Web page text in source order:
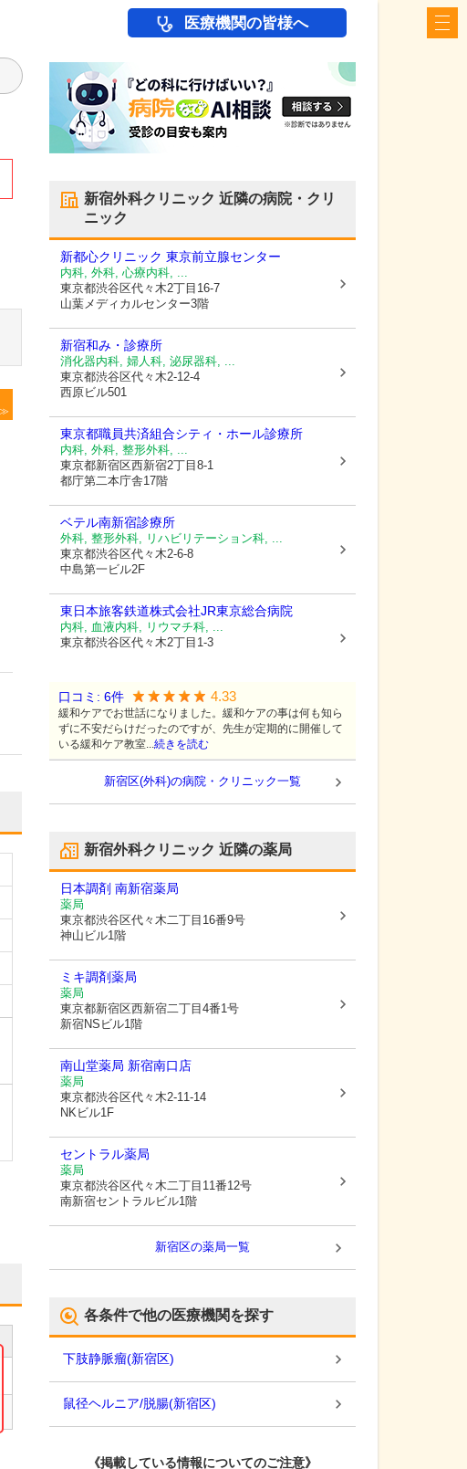
医療機関の皆様へ
新宿外科クリニック 近隣の病院・クリ
ニック
新都心クリニック 東京前立腺センター
内科, 外科, 心療内科, ...
東京都渋谷区代々木2丁目16-7
山葉メディカルセンター3階
新宿和み・診療所
消化器内科, 婦人科, 泌尿器科, ...
東京都渋谷区代々木2-12-4
西原ビル501
東京都職員共済組合シティ・ホール診療所
内科, 外科, 整形外科, ...
東京都新宿区西新宿2丁目8-1
都庁第二本庁舎17階
ベテル南新宿診療所
外科, 整形外科, リハビリテーション科, ...
東京都渋谷区代々木2-6-8
中島第一ビル2F
東日本旅客鉄道株式会社JR東京総合病院
内科, 血液内科, リウマチ科, ...
東京都渋谷区代々木2丁目1-3
口コミ: 6件 4.33
緩和ケアでお世話になりました。緩和ケアの事は何も知ら
ずに不安だらけだったのですが、先生が定期的に開催して
いる緩和ケア教室...続きを読む
新宿区(外科)の病院・クリニック一覧
新宿外科クリニック 近隣の薬局
日本調剤 南新宿薬局
薬局
東京都渋谷区代々木二丁目16番9号
神山ビル1階
ミキ調剤薬局
薬局
東京都新宿区西新宿二丁目4番1号
新宿NSビル1階
南山堂薬局 新宿南口店
薬局
東京都渋谷区代々木2-11-14
NKビル1F
セントラル薬局
薬局
東京都渋谷区代々木二丁目11番12号
南新宿セントラルビル1階
新宿区の薬局一覧
各条件で他の医療機関を探す
下肢静脈瘤(新宿区)
鼠径ヘルニア/脱腸(新宿区)
《掲載している情報についてのご注意》